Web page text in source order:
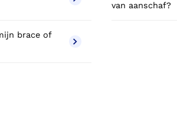
van aanschaf?
brace of